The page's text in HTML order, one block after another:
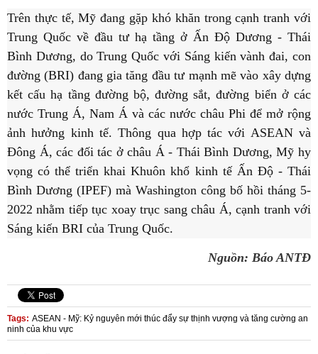
Trên thực tế, Mỹ đang gặp khó khăn trong cạnh tranh với
Trung Quốc về đầu tư hạ tầng ở Ấn Độ Dương - Thái
Bình Dương, do Trung Quốc với Sáng kiến vành đai, con
đường (BRI) đang gia tăng đầu tư mạnh mẽ vào xây dựng
kết cấu hạ tầng đường bộ, đường sắt, đường biển ở các
nước Trung Á, Nam Á và các nước châu Phi để mở rộng
ảnh hưởng kinh tế. Thông qua hợp tác với ASEAN và
Đông Á, các đối tác ở châu Á - Thái Bình Dương, Mỹ hy
vọng có thể triển khai Khuôn khổ kinh tế Ấn Độ - Thái
Bình Dương (IPEF) mà Washington công bố hồi tháng 5-
2022 nhằm tiếp tục xoay trục sang châu Á, cạnh tranh với
Sáng kiến BRI của Trung Quốc.
Nguồn: Báo ANTĐ
Tags: ASEAN - Mỹ: Kỷ nguyên mới thúc đẩy sự thịnh vượng và tăng cường an
ninh của khu vực